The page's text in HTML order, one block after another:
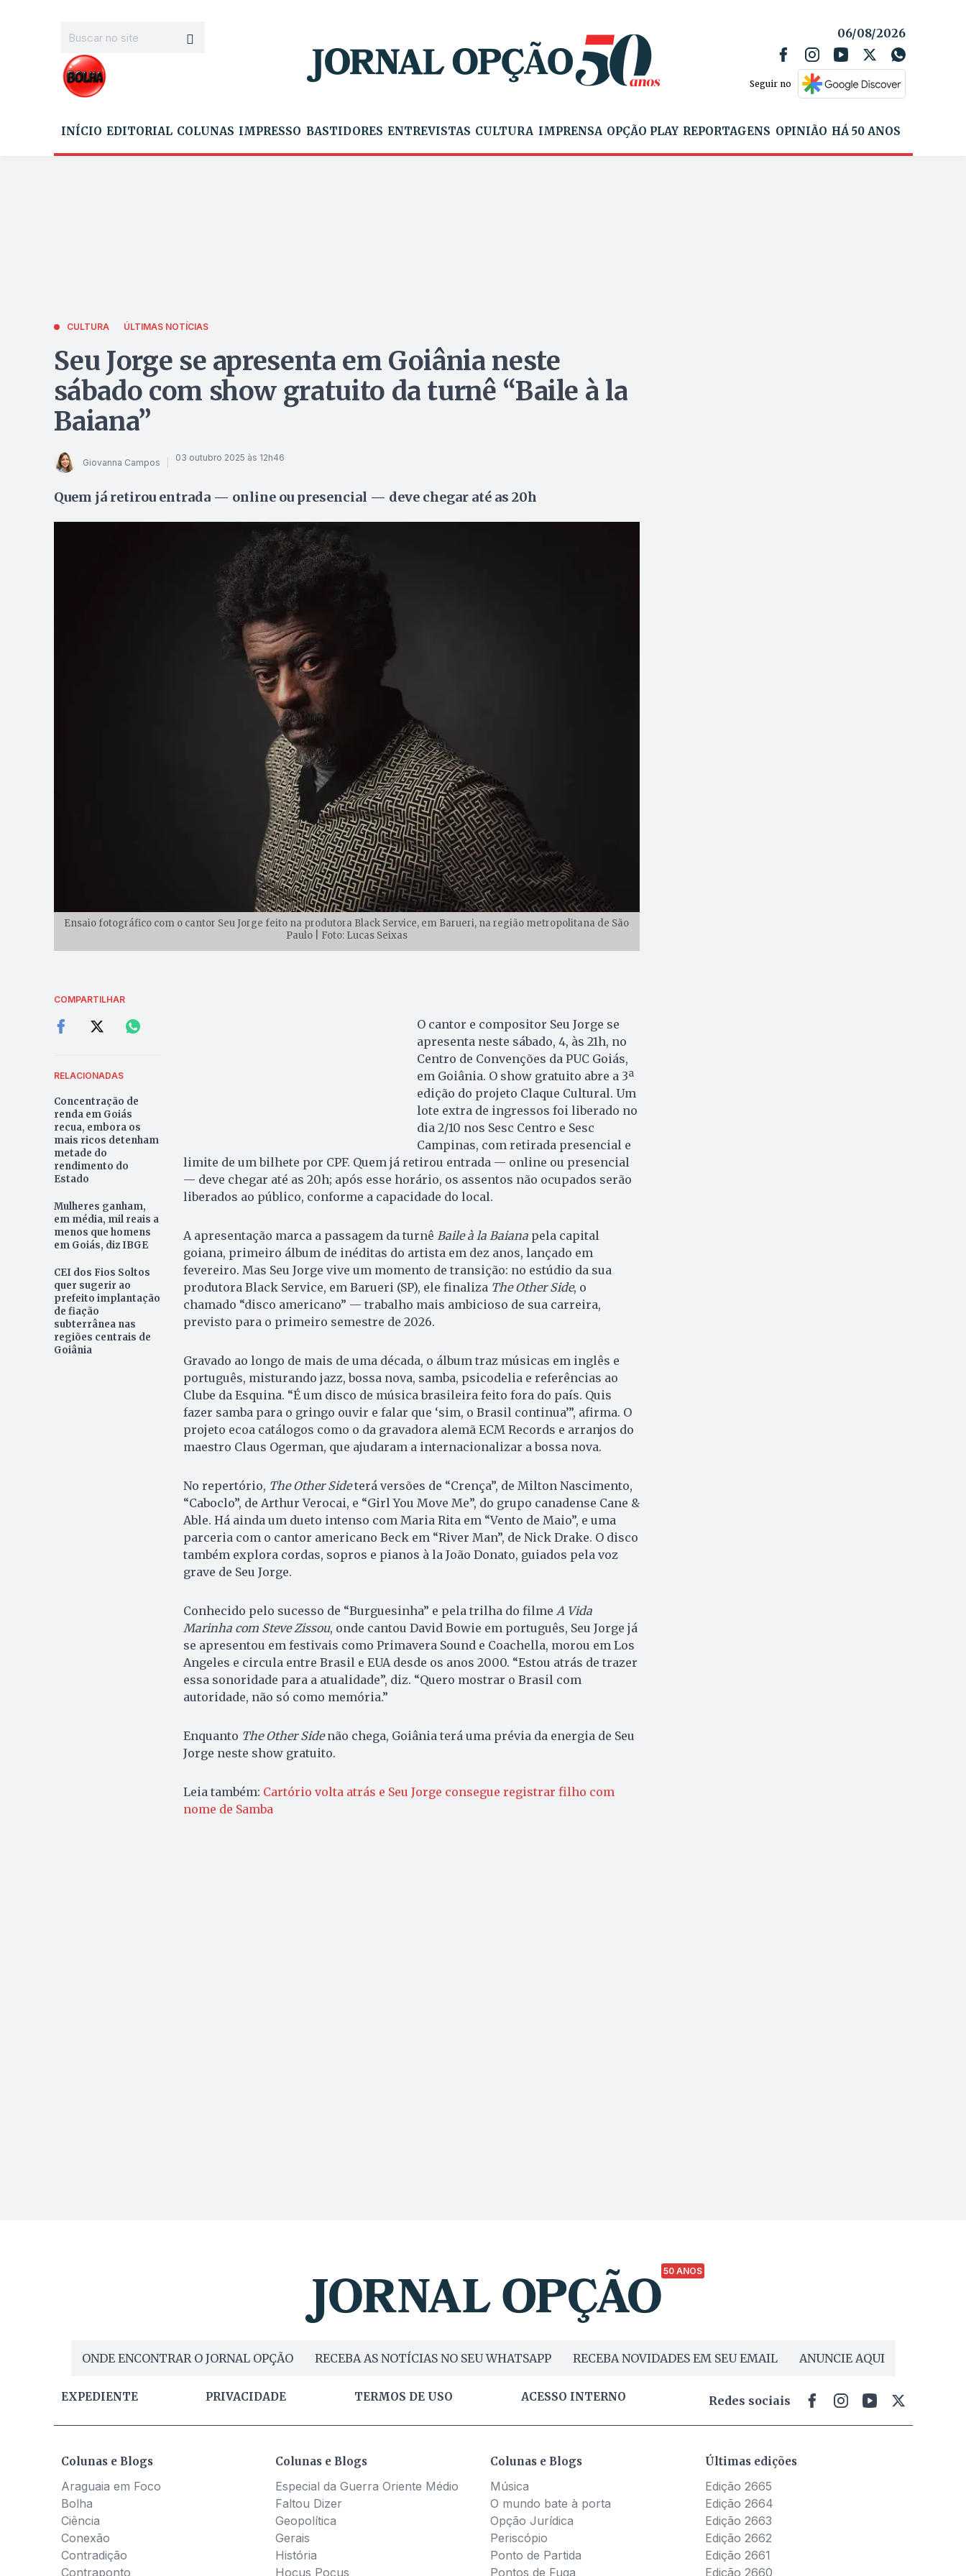
06/08/2026
Seguir no
INÍCIO EDITORIAL COLUNAS IMPRESSO BASTIDORES ENTREVISTAS CULTURA IMPRENSA OPÇÃO PLAY REPORTAGENS OPINIÃO HÁ 50 ANOS
CULTURA ÚLTIMAS NOTÍCIAS
Seu Jorge se apresenta em Goiânia neste
sábado com show gratuito da turnê “Baile à la
Baiana”
Giovanna Campos 03 outubro 2025 às 12h46
Quem já retirou entrada — online ou presencial — deve chegar até as 20h
Ensaio fotográfico com o cantor Seu Jorge feito na produtora Black Service, em Barueri, na região metropolitana de São
Paulo | Foto: Lucas Seixas
COMPARTILHAR
RELACIONADAS
Concentração de
renda em Goiás
recua, embora os
mais ricos detenham
metade do
rendimento do
Estado
Mulheres ganham,
em média, mil reais a
menos que homens
em Goiás, diz IBGE
CEI dos Fios Soltos
quer sugerir ao
prefeito implantação
de fiação
subterrânea nas
regiões centrais de
Goiânia
O cantor e compositor Seu Jorge se
apresenta neste sábado, 4, às 21h, no
Centro de Convenções da PUC Goiás,
em Goiânia. O show gratuito abre a 3ª
edição do projeto Claque Cultural. Um
lote extra de ingressos foi liberado no
dia 2/10 nos Sesc Centro e Sesc
Campinas, com retirada presencial e
limite de um bilhete por CPF. Quem já retirou entrada — online ou presencial
— deve chegar até as 20h; após esse horário, os assentos não ocupados serão
liberados ao público, conforme a capacidade do local.
A apresentação marca a passagem da turnê Baile à la Baianapela capital
goiana, primeiro álbum de inéditas do artista em dez anos, lançado em
fevereiro. Mas Seu Jorge vive um momento de transição: no estúdio da sua
produtora Black Service, em Barueri (SP), ele finaliza The Other Side, o
chamado “disco americano” — trabalho mais ambicioso de sua carreira,
previsto para o primeiro semestre de 2026.
Gravado ao longo de mais de uma década, o álbum traz músicas em inglês e
português, misturando jazz, bossa nova, samba, psicodelia e referências ao
Clube da Esquina. “É um disco de música brasileira feito fora do país. Quis
fazer samba para o gringo ouvir e falar que ‘sim, o Brasil continua’”, afirma. O
projeto ecoa catálogos como o da gravadora alemã ECM Records e arranjos do
maestro Claus Ogerman, que ajudaram a internacionalizar a bossa nova.
No repertório, The Other Sideterá versões de “Crença”, de Milton Nascimento,
“Caboclo”, de Arthur Verocai, e “Girl You Move Me”, do grupo canadense Cane &
Able. Há ainda um dueto intenso com Maria Rita em “Vento de Maio”, e uma
parceria com o cantor americano Beck em “River Man”, de Nick Drake. O disco
também explora cordas, sopros e pianos à la João Donato, guiados pela voz
grave de Seu Jorge.
Conhecido pelo sucesso de “Burguesinha” e pela trilha do filme A Vida
Marinha com Steve Zissou, onde cantou David Bowie em português, Seu Jorge já
se apresentou em festivais como Primavera Sound e Coachella, morou em Los
Angeles e circula entre Brasil e EUA desde os anos 2000. “Estou atrás de trazer
essa sonoridade para a atualidade”, diz. “Quero mostrar o Brasil com
autoridade, não só como memória.”
Enquanto The Other Sidenão chega, Goiânia terá uma prévia da energia de Seu
Jorge neste show gratuito.
Leia também: Cartório volta atrás e Seu Jorge consegue registrar filho com
nome de Samba
50 ANOS
ONDE ENCONTRAR O JORNAL OPÇÃO RECEBA AS NOTÍCIAS NO SEU WHATSAPP RECEBA NOVIDADES EM SEU EMAIL ANUNCIE AQUI
EXPEDIENTE PRIVACIDADE TERMOS DE USO ACESSO INTERNO Redes sociais
Colunas e Blogs
Araguaia em Foco
Bolha
Ciência
Conexão
Contradição
Contraponto
Colunas e Blogs
Especial da Guerra Oriente Médio
Faltou Dizer
Geopolítica
Gerais
História
Hocus Pocus
Colunas e Blogs
Música
O mundo bate à porta
Opção Jurídica
Periscópio
Ponto de Partida
Pontos de Fuga
Últimas edições
Edição 2665
Edição 2664
Edição 2663
Edição 2662
Edição 2661
Edição 2660